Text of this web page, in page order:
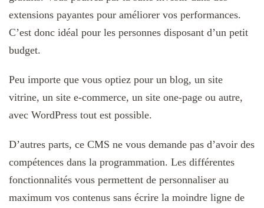
extensions payantes pour améliorer vos performances.
C’est donc idéal pour les personnes disposant d’un petit
budget.
Peu importe que vous optiez pour un blog, un site
vitrine, un site e-commerce, un site one-page ou autre,
avec WordPress tout est possible.
D’autres parts, ce CMS ne vous demande pas d’avoir des
compétences dans la programmation. Les différentes
fonctionnalités vous permettent de personnaliser au
maximum vos contenus sans écrire la moindre ligne de